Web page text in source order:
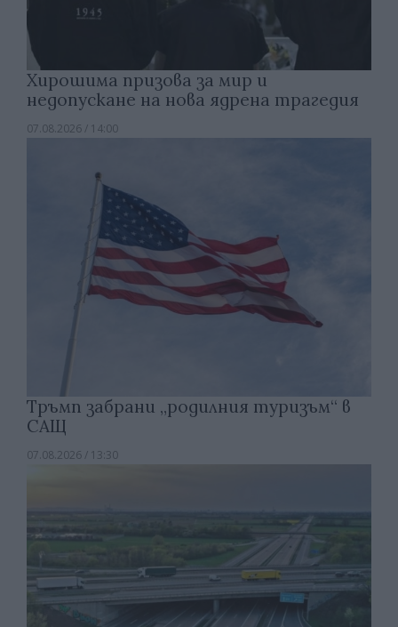
Хирошима призова за мир и
недопускане на нова ядрена трагедия
07.08.2026 / 14:00
Тръмп забрани „родилния туризъм“ в
САЩ
07.08.2026 / 13:30